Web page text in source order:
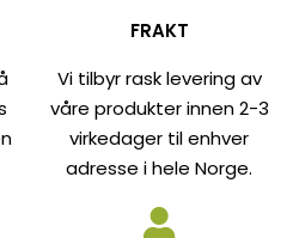
FRAKT
Vi tilbyr rask levering av
våre produkter innen 2-3
virkedager til enhver
adresse i hele Norge.